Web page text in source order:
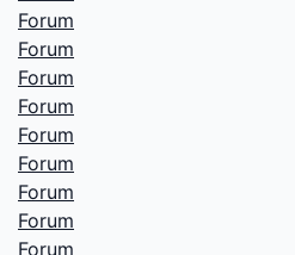
Forum
Forum
Forum
Forum
Forum
Forum
Forum
Forum
Forum